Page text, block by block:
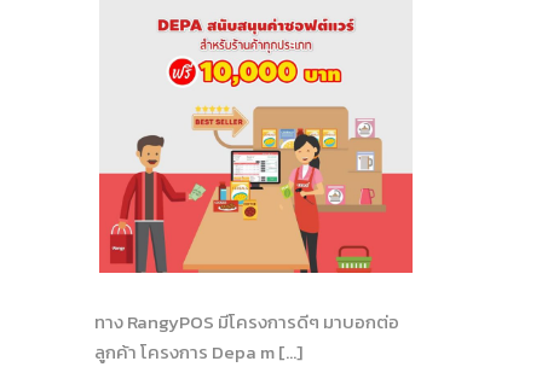
ทาง RangyPOS มีโครงการดีๆ มาบอกต่อ
ลูกค้า โครงการ Depa m […]